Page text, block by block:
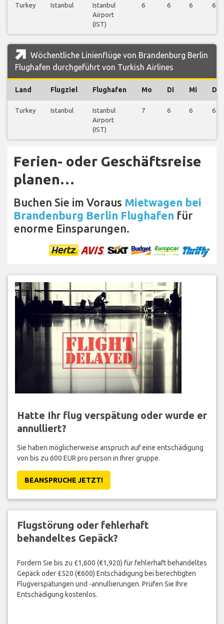
Turkey Istanbul
Istanbul
Airport
(IST)
6 6 6 6
Wöchentliche Linienflüge von Brandenburg Berlin
Flughafen durchgeführt von Turkish Airlines
Land Flugziel Flughafen Mo Di Mi Do
Turkey Istanbul
Istanbul
Airport
(IST)
7 6 6 6
Ferien- oder Geschäftsreise
planen…
Buchen Sie im Voraus Mietwagen bei
Brandenburg Berlin Flughafen für
enorme Einsparungen.
Hatte Ihr flug verspätung oder wurde er
annulliert?
Sie haben möglicherweise anspruch auf eine entschädigung
von bis zu 600 EUR pro person in Ihrer gruppe.
BEANSPRUCHE JETZT!
Flugstörung oder fehlerhaft
behandeltes Gepäck?
Fordern Sie bis zu £1,600 (€1,920) für fehlerhaft behandeltes
Gepäck oder £520 (€600) Entschädigung bei berechtigten
Flugverspätungen und -annullierungen. Prüfen Sie Ihre
Entschädigung kostenlos.